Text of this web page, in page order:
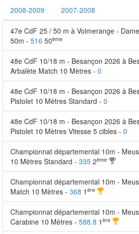
2008-2009 2007-2008
47e CdF 25 / 50 m à Volmerange -
50m - 516 50ème
48e CdF 10/18 m - Besançon 2026 à
Arbalète Match 10 Mètres - 0
48e CdF 10/18 m - Besançon 2026 à
Pistolet 10 Mètres Standard - 0
48e CdF 10/18 m - Besançon 2026 à
Pistolet 10 Mètres Vitesse 5 cibles - 0
Championnat départemental 10m -
10 Mètres Standard - 335 2ème
Championnat départemental 10m -
Match 10 Mètres - 368 1 ère
Championnat départemental 10m -
Carabine 10 Mètres - 588.8 1 ère